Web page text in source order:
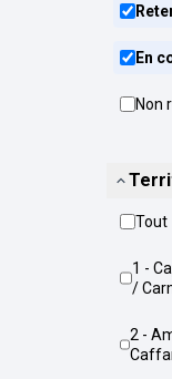
En
Tout
1 - Capitole / Arnaud Bernard
/
2 - Amidonniers / Compans-